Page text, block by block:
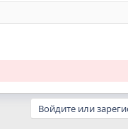
Войдите или